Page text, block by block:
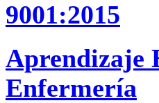
9001:2015
Aprendizaje
Enfermería